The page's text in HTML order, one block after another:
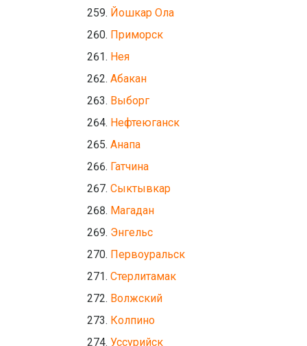
Йошкар Ола
Приморск
Нея
Абакан
Выборг
Нефтеюганск
Анапа
Гатчина
Сыктывкар
Магадан
Энгельс
Первоуральск
Стерлитамак
Волжский
Колпино
Уссурийск